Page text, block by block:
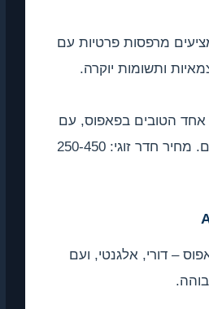
מרפסות פרטיות עם
ותשומות יוקרה.
הטובים בפאפוס, עם
טיפולים זוגיים מיוחדים. מחיר חדר זוגי: 250-450
– דורי, אלגנטי, ועם